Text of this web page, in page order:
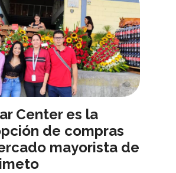
Center es la
de compras
mayorista de